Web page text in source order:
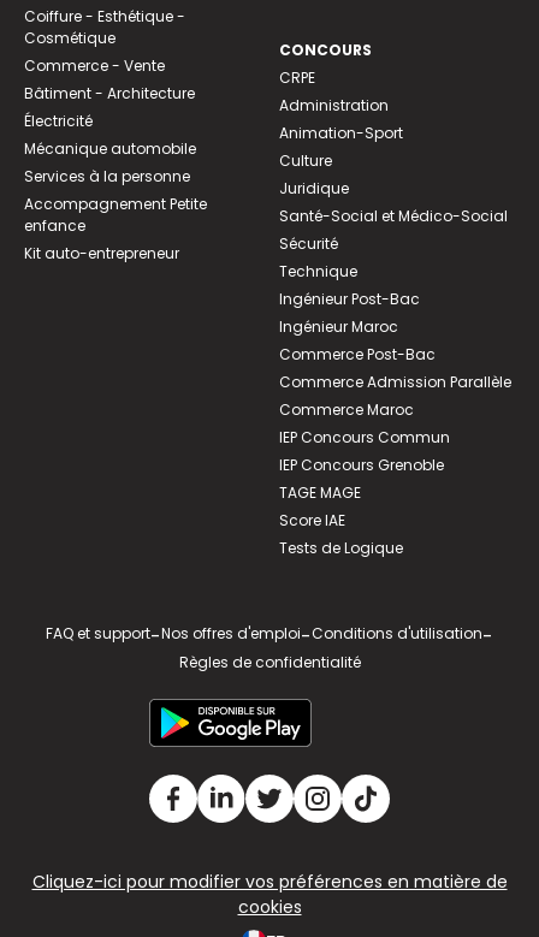
Coiffure - Esthétique -
Cosmétique
Commerce - Vente
Bâtiment - Architecture
Électricité
Mécanique automobile
Services à la personne
Accompagnement Petite
enfance
Kit auto-entrepreneur
CONCOURS
CRPE
Administration
Animation-Sport
Culture
Juridique
Santé-Social et Médico-Social
Sécurité
Technique
Ingénieur Post-Bac
Ingénieur Maroc
Commerce Post-Bac
Commerce Admission Parallèle
Commerce Maroc
IEP Concours Commun
IEP Concours Grenoble
TAGE MAGE
Score IAE
Tests de Logique
FAQ et support-Nos offres d'emploi-Conditions d'utilisation-
Règles de confidentialité
Cliquez-ici pour modifier vos préférences en matière de
cookies